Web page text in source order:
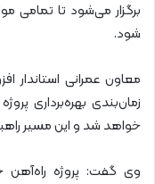
برگزار می‌شود تا تمامی
شود.
معاون عمرانی استاندار
زمان‌بندی بهره‌برداری
خواهد شد و این مسیر
وی گفت: پروژه راه‌آهن